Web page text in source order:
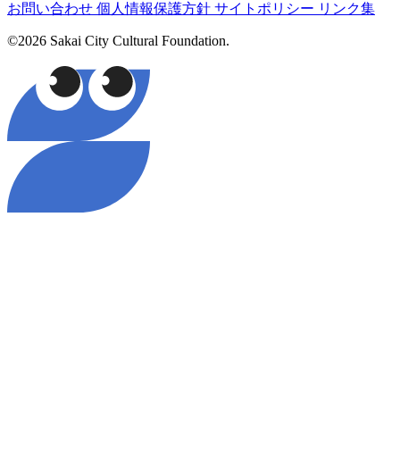
お問い合わせ 個人情報保護方針 サイトポリシー リンク集
©2026 Sakai City Cultural Foundation.